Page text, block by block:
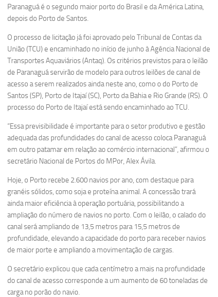
Paranaguá é o segundo maior porto do Brasil e da América Latina,
depois do Porto de Santos.
O processo de licitação já foi aprovado pelo Tribunal de Contas da
União (TCU) e encaminhado no início de junho à Agência Nacional de
Transportes Aquaviários (Antaq). Os critérios previstos para o leilão
de Paranaguá servirão de modelo para outros leilões de canal de
acesso a serem realizados ainda neste ano, como o do Porto de
Santos (SP), Porto de Itajaí (SC), Porto da Bahia e Rio Grande (RS). O
processo do Porto de Itajaí está sendo encaminhado ao TCU.
“Essa previsibilidade é importante para o setor produtivo e gestão
adequada das profundidades do canal de acesso coloca Paranaguá
em outro patamar em relação ao comércio internacional”, afirmou o
secretário Nacional de Portos do MPor, Alex Ávila.
Hoje, o Porto recebe 2.600 navios por ano, com destaque para
granéis sólidos, como soja e proteína animal. A concessão trará
ainda maior eficiência à operação portuária, possibilitando a
ampliação do número de navios no porto. Com o leilão, o calado do
canal será ampliando de 13,5 metros para 15,5 metros de
profundidade, elevando a capacidade do porto para receber navios
de maior porte e ampliando a movimentação de cargas.
O secretário explicou que cada centímetro a mais na profundidade
do canal de acesso corresponde a um aumento de 60 toneladas de
carga no porão do navio.